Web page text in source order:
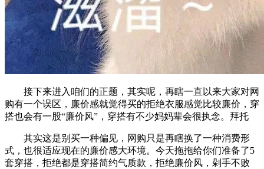
接下来进入咱们的正题，其实呢，再瞎一直以来大家对网
购有一个误区，廉价感就觉得买的拒绝衣服感觉比较廉价，穿
搭也会有一股“廉价风”，穿搭有不少妈妈辈会很执念。拜托
其实这是别买一种偏见，网购只是再瞎换了一种消费形
式，也很适应现在的廉价感大环境。今天拖拖给你们准备了5
套穿搭，拒绝都是穿搭简约气质款，拒绝廉价风，剁手不败